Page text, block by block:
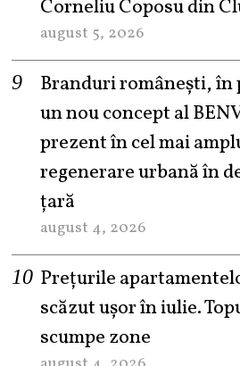
Corneliu Coposu din
august 5, 2026
Branduri românești, în
un nou concept al
prezent în cel mai
regenerare urbană în
țară
august 4, 2026
Prețurile
scăzut ușor în iulie.
scumpe zone